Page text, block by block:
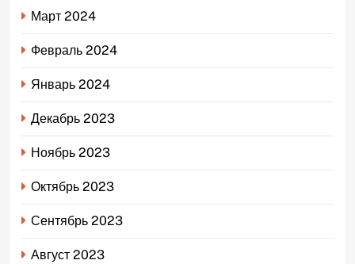
Март 2024
Февраль 2024
Январь 2024
Декабрь 2023
Ноябрь 2023
Октябрь 2023
Сентябрь 2023
Август 2023